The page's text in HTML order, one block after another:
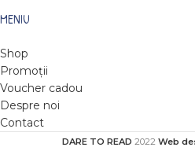
MENIU
Shop
Promoții
Voucher cadou
Despre noi
Contact
DARE TO READ 2022 Web